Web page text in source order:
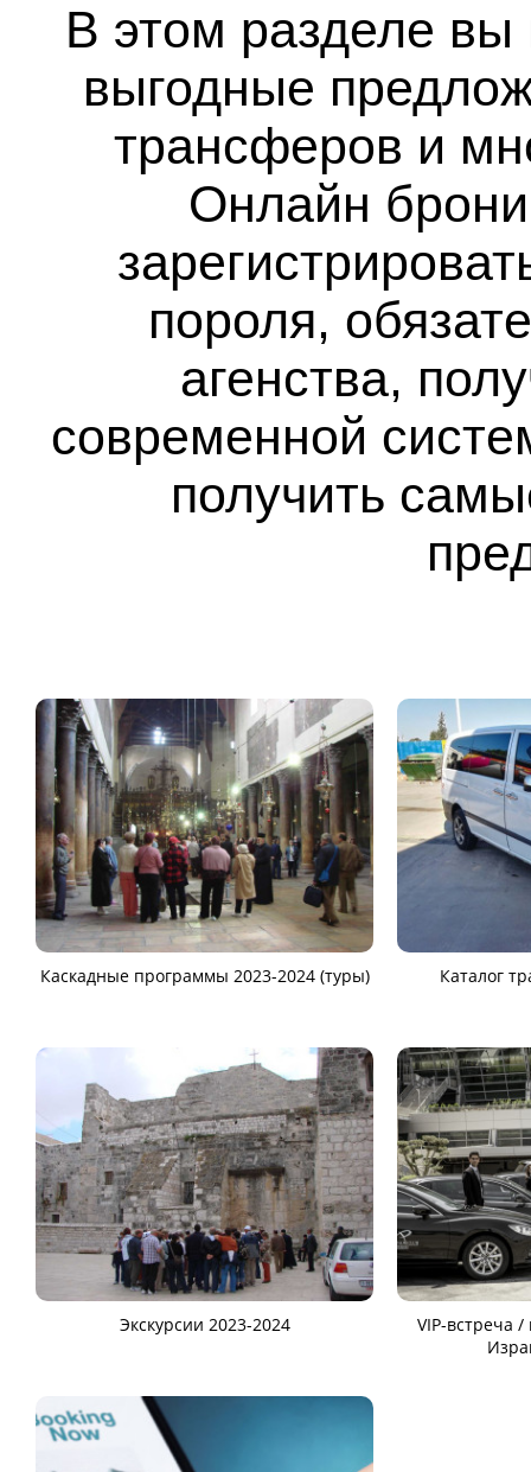
В этом разделе
выгодные
трансферов и
Онлайн
пороля,
агенства,
современной
получить
Каскадные программы 2023-2024 (туры) Каталог
Экскурсии 2023-2024
VIP-встреча